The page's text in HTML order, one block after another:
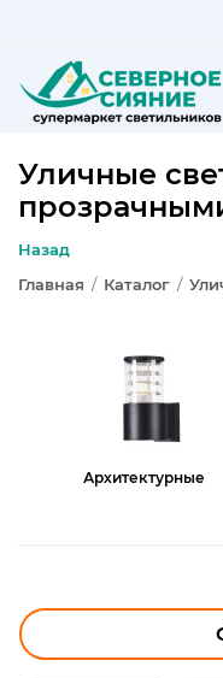
Уличные
Назад
Главная / Каталог /
Архитектурные
ЛЮСТРЫ
БРА И ПОДСВЕТКА
НАСТОЛЬНЫЕ
СВЕТИЛЬНИКИ КАК
ТРЕКОВЫЕ
СПОТЫ
СВЕТОДИОДНАЯ